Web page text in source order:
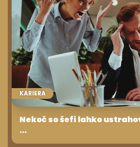
KARIERA
Nekoč so šefi lahko
...